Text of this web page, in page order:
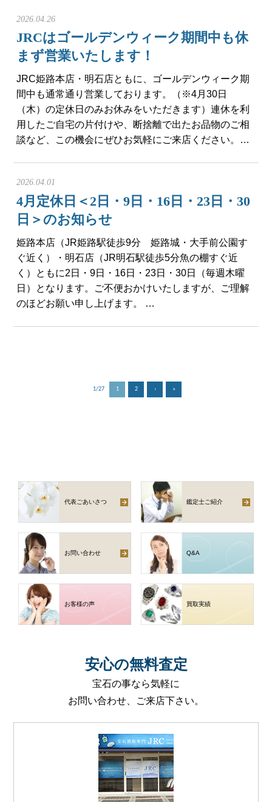
2026.04.26
JRCはゴールデンウィーク期間中も休
まず営業いたします！
JRC姫路本店・明石店ともに、ゴールデンウィーク期
間中も通常通り営業しております。（※4月30日
（木）の定休日のみお休みをいただきます）連休を利
用したご自宅の片付けや、断捨離で出たお品物のご相
談など、この機会にぜひお気軽にご来店ください。…
2026.04.01
4月定休日＜2日・9日・16日・23日・30
日＞のお知らせ
姫路本店（JR姫路駅徒歩9分 姫路城・大手前公園す
ぐ近く）・明石店（JR明石駅徒歩5分魚の棚すぐ近
く）ともに2日・9日・16日・23日・30日（毎週木曜
日）となります。ご不便おかけいたしますが、ご理解
のほどお願い申し上げます。 …
1/27 1 2 › »
代表ごあいさつ 鑑定士ご紹介
お問い合わせ Q&A
お客様の声 買取実績
安心の無料査定
宝石の事なら気軽に
お問い合わせ、ご来店下さい。